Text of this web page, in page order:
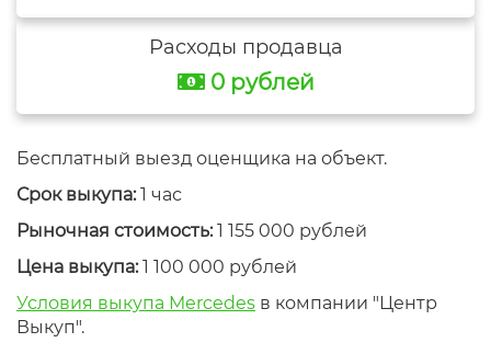
Расходы продавца
0 рублей
Бесплатный выезд оценщика на объект.
Срок выкупа:1 час
Рыночная стоимость:1 155 000 рублей
Цена выкупа:1 100 000 рублей
Условия выкупа Mercedes в компании "Центр
Выкуп".